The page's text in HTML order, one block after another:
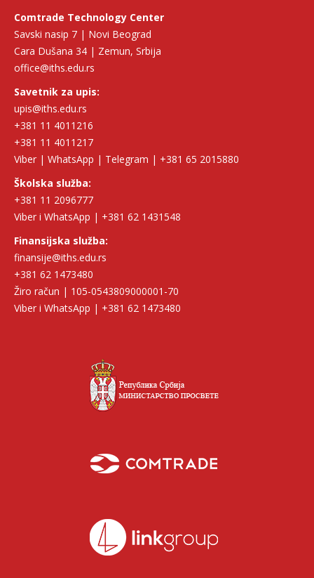
Comtrade Technology Center
Savski nasip 7 | Novi Beograd
Cara Dušana 34 | Zemun, Srbija
office@iths.edu.rs
Savetnik za upis:
upis@iths.edu.rs
+381 11 4011216
+381 11 4011217
Viber | WhatsApp | Telegram | +381 65 2015880
Školska služba:
+381 11 2096777
Viber i WhatsApp | +381 62 1431548
Finansijska služba:
finansije@iths.edu.rs
+381 62 1473480
Žiro račun | 105-0543809000001-70
Viber i WhatsApp | +381 62 1473480